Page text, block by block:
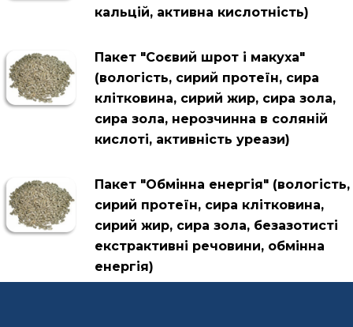
кальцій, активна кислотність)
Пакет "Соєвий шрот і макуха"
(вологість, сирий протеїн, сира
клітковина, сирий жир, сира зола,
сира зола, нерозчинна в соляній
кислоті, активність уреази)
Пакет "Обмінна енергія" (вологість,
сирий протеїн, сира клітковина,
сирий жир, сира зола, безазотисті
екстрактивні речовини, обмінна
енергія)